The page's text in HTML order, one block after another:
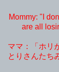
Mommy: "I
are all
ママ：「ホリ
とりさんたち